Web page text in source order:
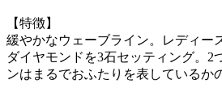
【特徴】
緩やかなウェーブライン。レディー
ダイヤモンドを3石セッティング。2
ンはまるでおふたりを表しているか